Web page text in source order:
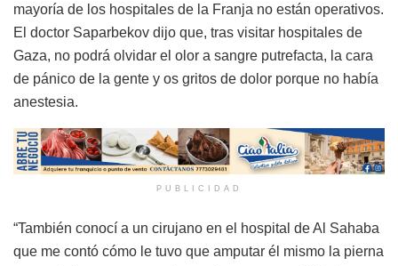
mayoría de los hospitales de la Franja no están operativos.
El doctor Saparbekov dijo que, tras visitar hospitales de
Gaza, no podrá olvidar el olor a sangre putrefacta, la cara
de pánico de la gente y os gritos de dolor porque no había
anestesia.
PUBLICIDAD
“También conocí a un cirujano en el hospital de Al Sahaba
que me contó cómo le tuvo que amputar él mismo la pierna